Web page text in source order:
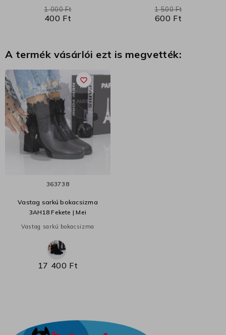
400 Ft
1 000 Ft
600 Ft
1 500 Ft
A termék vásárlói ezt is megvették:
favorite_border
363738
Vastag sarkú bokacsizma
3AH18 Fekete | Mei
Vastag sarkú bokacsizma
17 400 Ft